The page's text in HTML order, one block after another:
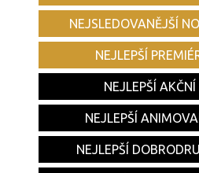
NEJSLEDOVANĚJŠÍ
NEJLEPŠÍ
NEJLEPŠÍ
NEJLEPŠÍ
NEJLEPŠÍ